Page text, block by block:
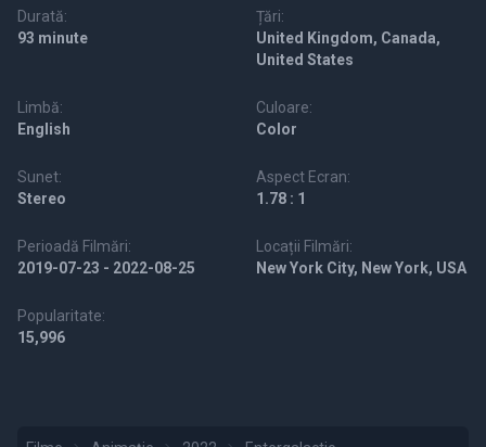
Durată:
93 minute
Țări:
United Kingdom, Canada,
United States
Limbă:
English
Culoare:
Color
Sunet:
Stereo
Aspect Ecran:
1.78 : 1
Perioadă Filmări:
2019-07-23 - 2022-08-25
Locații Filmări:
New York City, New York, USA
Popularitate:
15,996